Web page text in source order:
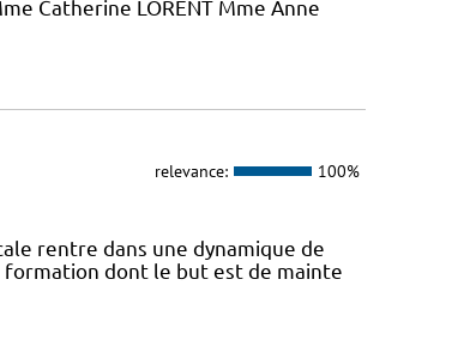
Catherine LORENT Mme Anne
relevance: 100%
rentre dans une dynamique de
dont le but est de mainte